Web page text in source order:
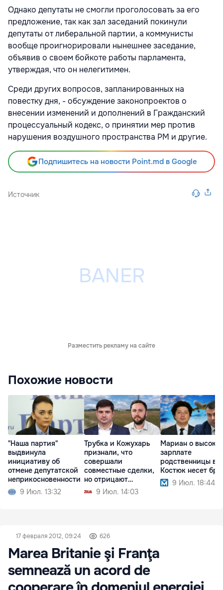
Однако депутаты не смогли проголосовать за его
предложение, так как зал заседаний покинули
депутаты от либеральной партии, а коммунисты
вообще проигнорировали нынешнее заседание,
объявив о своем бойкоте работы парламента,
утверждая, что он нелегитимен.
Среди других вопросов, запланированных на
повестку дня, - обсуждение законопроектов о
внесении изменений и дополнений в Гражданский
процессуальный кодекс, о принятии мер против
нарушения воздушного пространства РМ и другие.
Подпишитесь на новости Point.md в Google
Источник
Разместить рекламу на сайте
Похожие новости
"Наша партия"
выдвинула
инициативу об
отмене депутатской
неприкосновенности
9 Июл. 13:32
Трубка и Кожухарь
признали, что
совершали
совместные сделки,
но отрицают
партнерство
9 Июл. 14:03
Мариан о
зарплате
родственницы в
Костюк несет
9 Июл. 18:44
17 февраля 2012, 09:24 626
Marea Britanie şi Franţa
semnează un acord de